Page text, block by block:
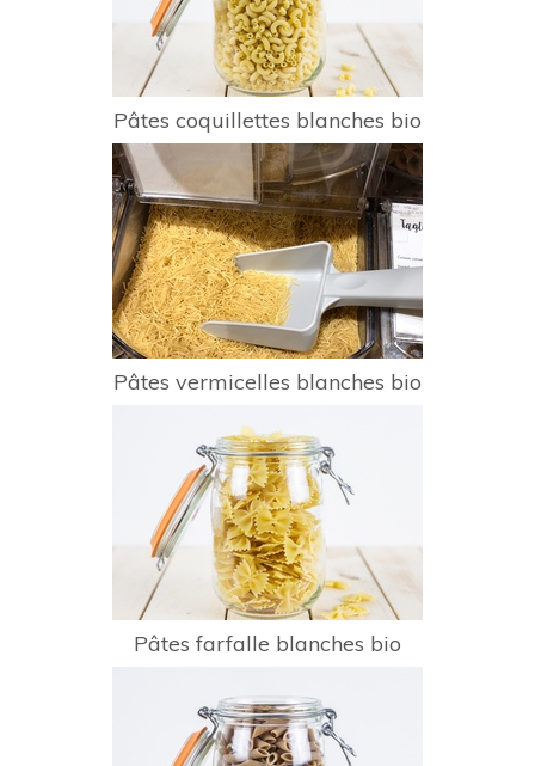
Pâtes coquillettes blanches bio
Pâtes vermicelles blanches bio
Pâtes farfalle blanches bio